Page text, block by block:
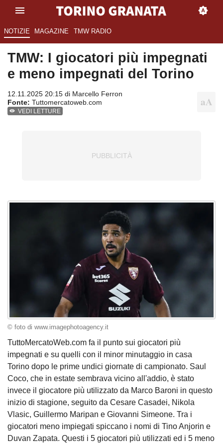
NOTIZIE MAGAZINE TMW RADIO
TMW: I giocatori più impegnati
e meno impegnati del Torino
12.11.2025 20:15 di Marcello Ferron
Fonte: Tuttomercatoweb.com
VEDI LETTURE
© foto di www.imagephotoagency.it
TuttoMercatoWeb.com fa il punto sui giocatori più
impegnati e su quelli con il minor minutaggio in casa
Torino dopo le prime undici giornate di campionato. Saul
Coco, che in estate sembrava vicino all'addio, è stato
invece il giocatore più utilizzato da Marco Baroni in questo
inizio di stagione, seguito da Cesare Casadei, Nikola
Vlasic, Guillermo Maripan e Giovanni Simeone. Tra i
giocatori meno impiegati spiccano i nomi di Tino Anjorin e
Duvan Zapata. Questi i 5 giocatori più utilizzati ed i 5 meno